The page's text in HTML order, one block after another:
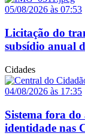
05/08/2026 às 07:53
Licitação do
subsídio anual
Cidades
04/08/2026 às 17:35
Sistema fora
identidade nas